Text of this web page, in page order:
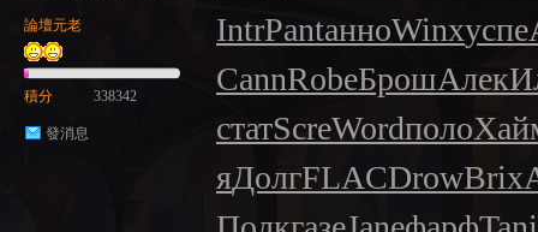
論壇元老
積分 338342
發消息
IntrPantанноWinxуспе
CannRobeБрошАлек
статScreWordполо
яДолгFLACDrowBrix